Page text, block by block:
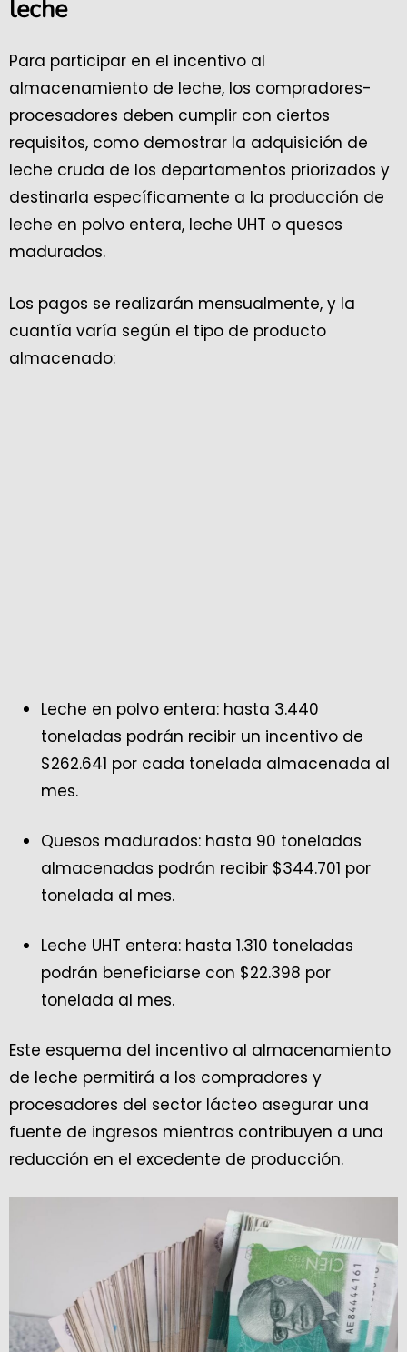
leche
Para participar en el incentivo al
almacenamiento de leche, los compradores-
procesadores deben cumplir con ciertos
requisitos, como demostrar la adquisición de
leche cruda de los departamentos priorizados y
destinarla específicamente a la producción de
leche en polvo entera, leche UHT o quesos
madurados.
Los pagos se realizarán mensualmente, y la
cuantía varía según el tipo de producto
almacenado:
Leche en polvo entera: hasta 3.440
toneladas podrán recibir un incentivo de
$262.641 por cada tonelada almacenada al
mes.
Quesos madurados: hasta 90 toneladas
almacenadas podrán recibir $344.701 por
tonelada al mes.
Leche UHT entera: hasta 1.310 toneladas
podrán beneficiarse con $22.398 por
tonelada al mes.
Este esquema del incentivo al almacenamiento
de leche permitirá a los compradores y
procesadores del sector lácteo asegurar una
fuente de ingresos mientras contribuyen a una
reducción en el excedente de producción.